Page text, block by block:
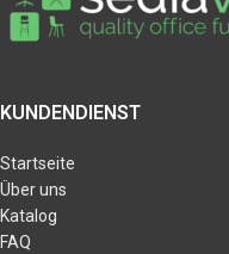
KUNDENDIENST
Startseite
Über uns
Katalog
FAQ